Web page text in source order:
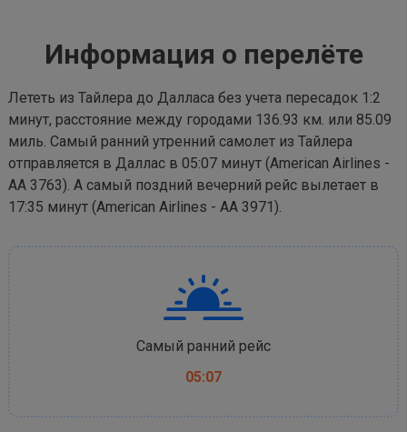
Информация о перелёте
Лететь из Тайлера до Далласа без учета пересадок 1:2
минут, расстояние между городами 136.93 км. или 85.09
миль. Самый ранний утренний самолет из Тайлера
отправляется в Даллас в 05:07 минут (American Airlines -
AA 3763). А самый поздний вечерний рейс вылетает в
17:35 минут (American Airlines - AA 3971).
Самый ранний рейс
05:07